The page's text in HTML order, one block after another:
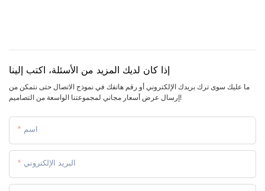
إذا كان لديك المزيد من الأسئلة، اكتب إلينا
ما عليك سوى ترك بريدك الإلكتروني أو رقم هاتفك في نموذج الاتصال حتى نتمكن من
إرسال عرض أسعار مجاني لمجموعتنا الواسعة من التصاميم!
اسم
البريد الإلكتروني